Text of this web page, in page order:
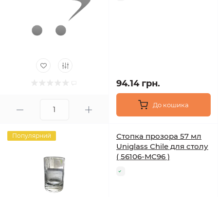
94.14 грн.
До кошика
Популярний
Стопка прозора 57 мл
Uniglass Chile для столу
( 56106-МС96 )